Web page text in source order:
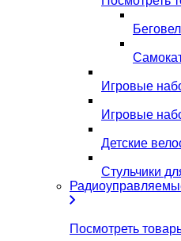
Игровые
Игровые
Детские
Стульчики
Посмотреть